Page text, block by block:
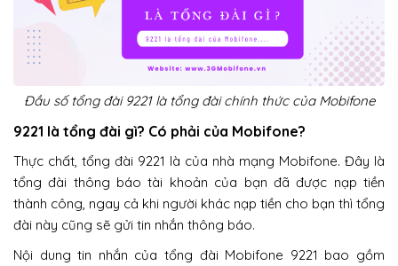
Đầu số tổng đài 9221 là tổng đài chính thức của Mobifone
9221 là tổng đài gì? Có phải của Mobifone?
Thực chất, tổng đài 9221 là của nhà mạng Mobifone. Đây là
tổng đài thông báo tài khoản của bạn đã được nạp tiền
thành công, ngay cả khi người khác nạp tiền cho bạn thì tổng
đài này cũng sẽ gửi tin nhắn thông báo.
Nội dung tin nhắn của tổng đài Mobifone 9221 bao gồm